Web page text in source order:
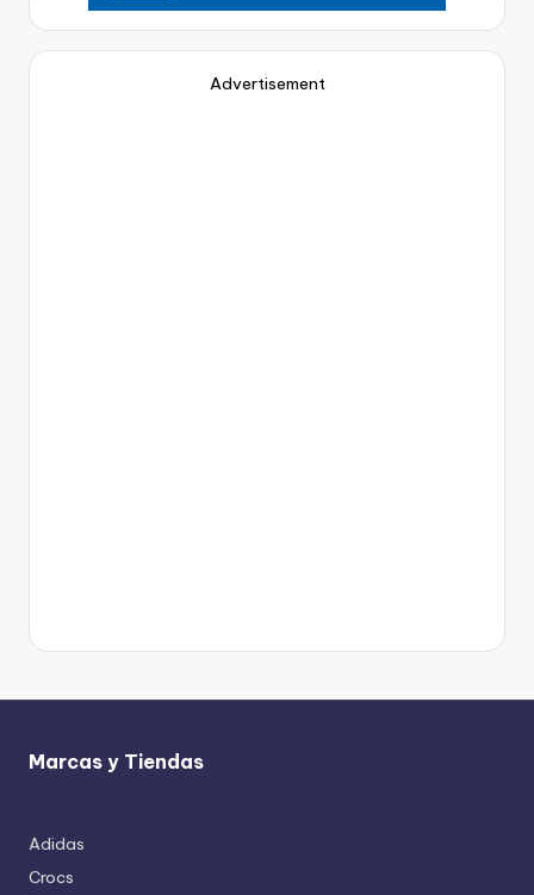
Advertisement
Marcas y Tiendas
Adidas
Crocs